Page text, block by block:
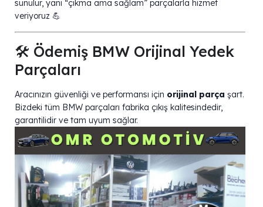
sunulur, yani “çıkma ama sağlam” parçalarla hizmet
veriyoruz 💪
🛠️ Ödemiş BMW Orijinal Yedek
Parçaları
Aracınızın güvenliği ve performansı için orijinal parça şart.
Bizdeki tüm BMW parçaları fabrika çıkış kalitesindedir,
garantilidir ve tam uyum sağlar.